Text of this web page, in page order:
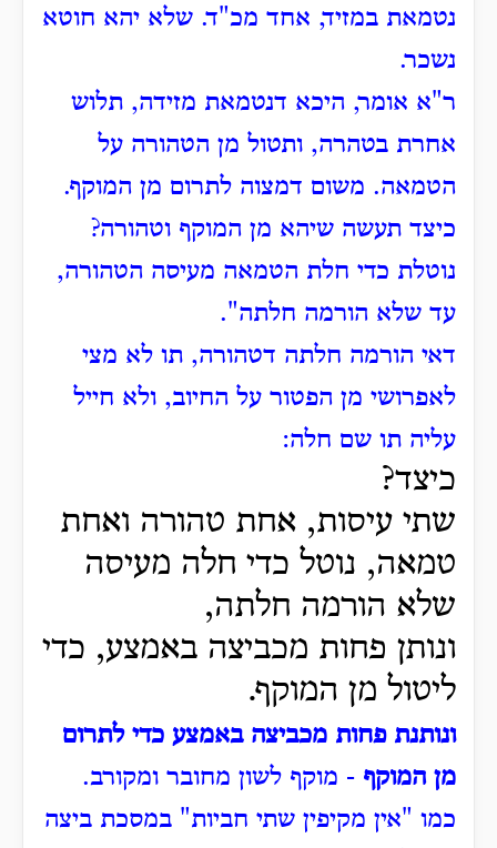
נטמאת במזיד, אחד מכ"ד. שלא יהא חוטא
נשכר.
ר"א אומר, היכא דנטמאת מזידה, תלוש
אחרת בטהרה, ותטול מן הטהורה על
הטמאה. משום דמצוה לתרום מן המוקף.
כיצד תעשה שיהא מן המוקף וטהורה?
נוטלת כדי חלת הטמאה מעיסה הטהורה,
עד שלא הורמה חלתה".
דאי הורמה חלתה דטהורה, תו לא מצי
לאפרושי מן הפטור על החיוב, ולא חייל
עליה תו שם חלה:
כיצד?
שתי עיסות, אחת טהורה ואחת
טמאה, נוטל כדי חלה מעיסה
שלא הורמה חלתה,
ונותן פחות מכביצה באמצע, כדי
ליטול מן המוקף.
ונותנת פחות מכביצה באמצע כדי לתרום
מן המוקף - מוקף לשון מחובר ומקורב.
כמו "אין מקיפין שתי חביות" במסכת ביצה